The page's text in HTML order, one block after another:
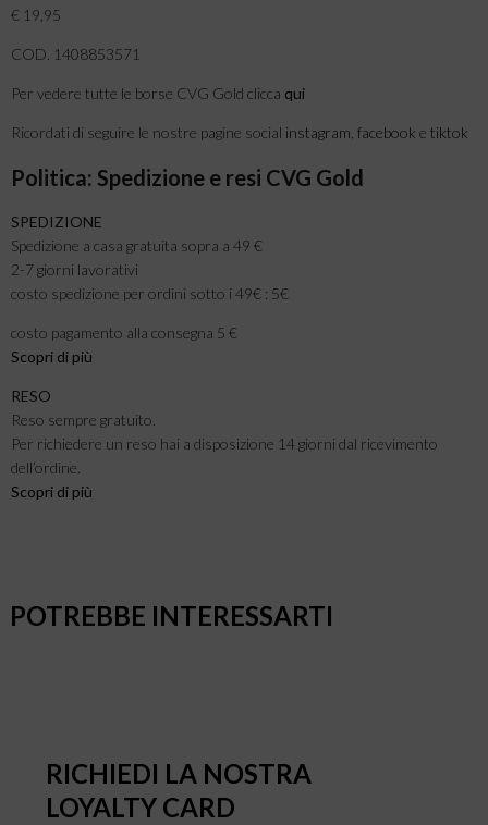
€ 19,95
COD. 1408853571
Per vedere tutte le borse CVG Gold clicca qui
Ricordati di seguire le nostre pagine social instagram facebook e tiktok
Politica: Spedizione e resi CVG Gold
SPEDIZIONE
Spedizione a casa gratuita sopra a 49 €
2-7 giorni lavorativi
costo spedizione per ordini sotto i 49€ : 5€
costo pagamento alla consegna 5 €
Scopri di più
RESO
Reso sempre gratuito.
Per richiedere un reso hai a disposizione 14 giorni dal ricevimento
dell’ordine.
Scopri di più
POTREBBE INTERESSARTI
RICHIEDI LA NOSTRA
LOYALTY CARD